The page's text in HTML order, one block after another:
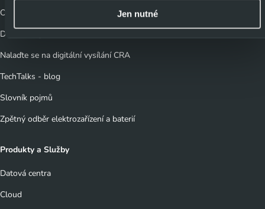
prostřednictvímtlačítka Spravovat předvolby; zde se
rovněž dozvíte podmínky použití cookies a jejich
podrobný přehled
postupy a použitím, pak klikněte na
kdykoliv změnit nebo odvolat souhlas ve svém nastavení.
Jen nutné
Obchodní kontakty
Dokumenty ke stažení
Nalaďte se na digitální vysílání CRA
TechTalks - blog
Slovník pojmů
Zpětný odběr elektrozařízení a baterií
Produkty a Služby
Datová centra
Cloud